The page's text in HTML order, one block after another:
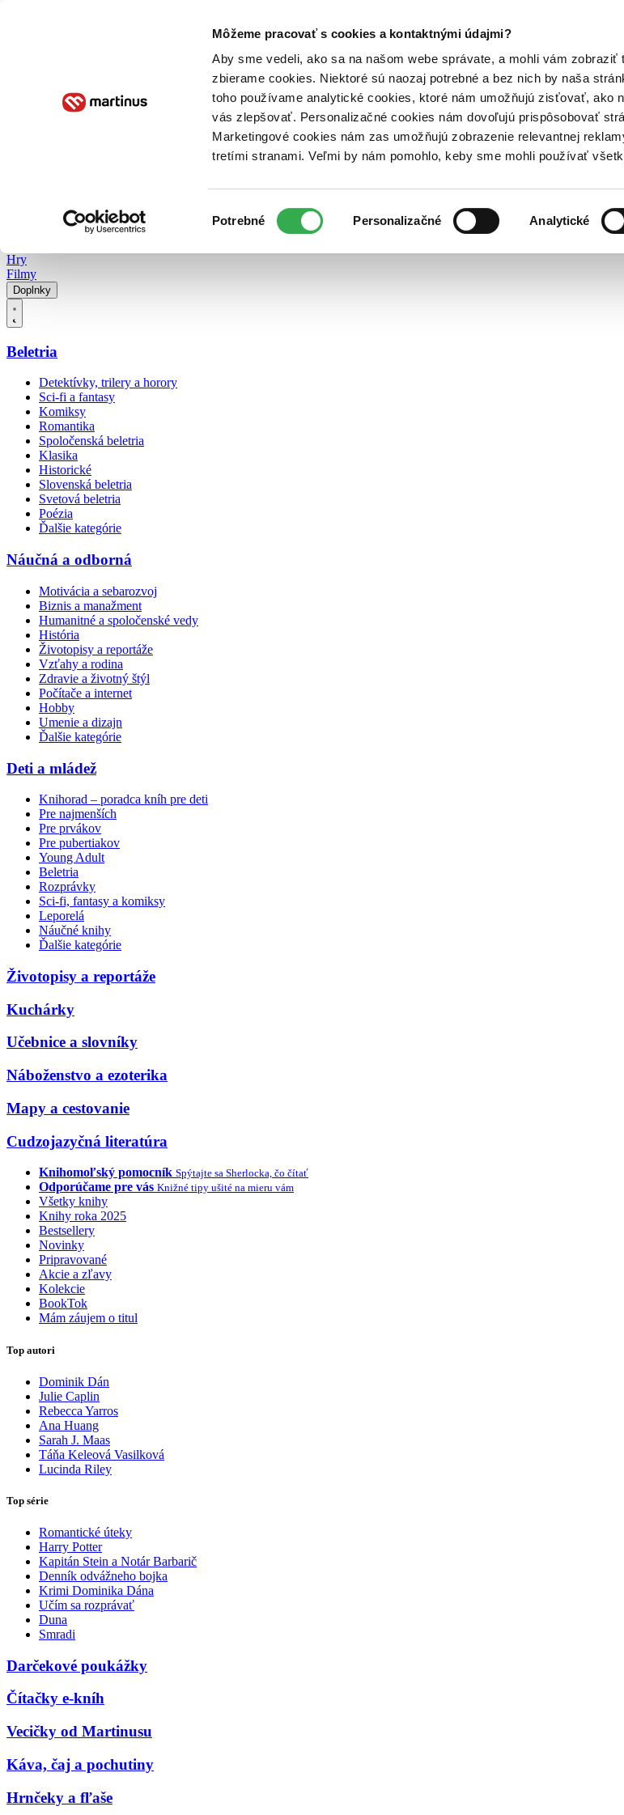
Môžeme pracovať s cookies a kontaktnými údajmi?
Aby sme vedeli, ako sa na našom webe správate, a mohli vám zobraziť
zbierame cookies. Niektoré sú naozaj potrebné a bez nich by naša
toho používame analytické cookies, ktoré nám umožňujú zisťovať, ako
vás zlepšovať. Personalizačné cookies nám dovoľujú prispôsobovať
Marketingové cookies nám zas umožňujú zobrazenie relevantnej
tretími stranami. Veľmi by nám pomohlo, keby sme mohli používať
súhlasu
Potrebné Personalizačné Analytické
Poukážky Kontakt
Hry
Filmy
Doplnky
Beletria
Detektívky, trilery a horory
Sci-fi a fantasy
Komiksy
Romantika
Spoločenská beletria
Klasika
Historické
Slovenská beletria
Svetová beletria
Poézia
Ďalšie kategórie
Náučná a odborná
Motivácia a sebarozvoj
Biznis a manažment
Humanitné a spoločenské vedy
História
Životopisy a reportáže
Vzťahy a rodina
Zdravie a životný štýl
Počítače a internet
Hobby
Umenie a dizajn
Ďalšie kategórie
Deti a mládež
Knihorad – poradca kníh pre deti
Pre najmenších
Pre prvákov
Pre pubertiakov
Young Adult
Beletria
Rozprávky
Sci-fi, fantasy a komiksy
Leporelá
Náučné knihy
Ďalšie kategórie
Životopisy a reportáže
Kuchárky
Učebnice a slovníky
Náboženstvo a ezoterika
Mapy a cestovanie
Cudzojazyčná literatúra
Knihomoľský pomocník Spýtajte sa Sherlocka, čo čítať
Odporúčame pre vás Knižné tipy ušité na mieru vám
Všetky knihy
Knihy roka 2025
Bestsellery
Novinky
Pripravované
Akcie a zľavy
Kolekcie
BookTok
Mám záujem o titul
Top autori
Dominik Dán
Julie Caplin
Rebecca Yarros
Ana Huang
Sarah J. Maas
Táňa Keleová Vasilková
Lucinda Riley
Top série
Romantické úteky
Harry Potter
Kapitán Stein a Notár Barbarič
Denník odvážneho bojka
Krimi Dominika Dána
Učím sa rozprávať
Duna
Smradi
Darčekové poukážky
Čítačky e-kníh
Vecičky od Martinusu
Káva, čaj a pochutiny
Hrnčeky a fľaše